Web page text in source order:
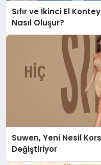
Sıfır ve İkinci El
Nasıl Oluşur?
Suwen, Yeni Nesil
Değiştiriyor